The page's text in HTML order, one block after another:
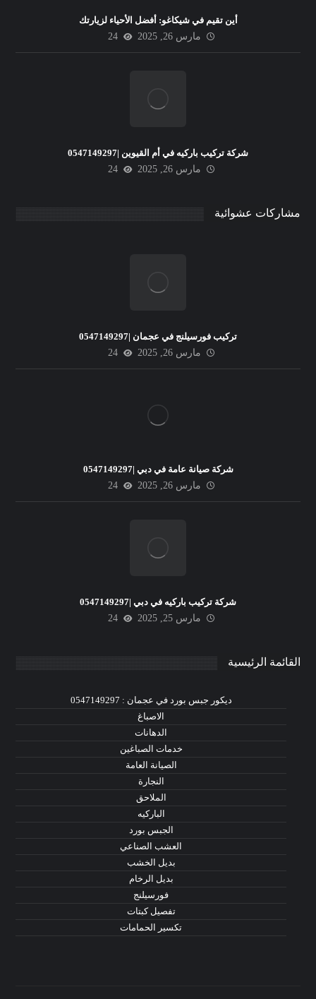
أين تقيم في شيكاغو: أفضل الأحياء لزيارتك
مارس 26, 2025
24
شركة تركيب باركيه في أم القيوين |0547149297
مارس 26, 2025
24
مشاركات عشوائية
تركيب فورسيلنج في عجمان |0547149297
مارس 26, 2025
24
شركة صيانة عامة في دبي |0547149297
مارس 26, 2025
24
شركة تركيب باركيه في دبي |0547149297
مارس 25, 2025
24
القائمة الرئيسية
ديكور جبس بورد في عجمان : 0547149297
الاصباغ
الدهانات
خدمات الصباغين
الصيانة العامة
النجارة
الملاحق
الباركيه
الجبس بورد
العشب الصناعي
بديل الخشب
بديل الرخام
فورسيلنج
تفصيل كبتات
تكسير الحمامات